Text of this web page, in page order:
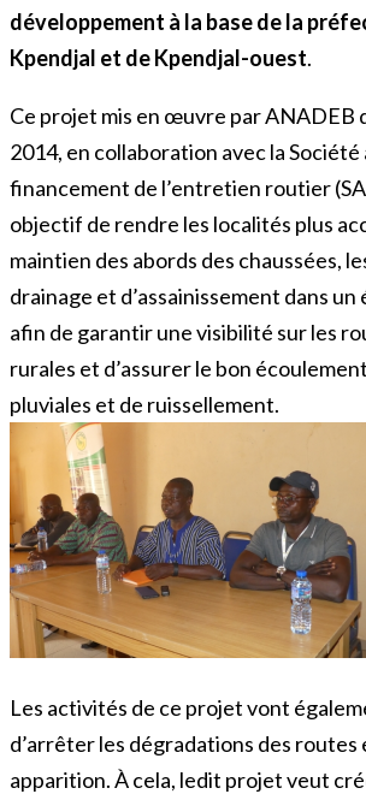
développement à la base de la
Kpendjal et de Kpendjal-ouest.
Ce projet mis en œuvre par ANADEB
2014, en collaboration avec la
financement de l’entretien routier
objectif de rendre les localités plus
maintien des abords des chaussées,
drainage et d’assainissement dans
afin de garantir une visibilité sur les
rurales et d’assurer le bon
pluviales et de ruissellement.
Les activités de ce projet vont
d’arrêter les dégradations des routes
apparition. À cela, ledit projet veut